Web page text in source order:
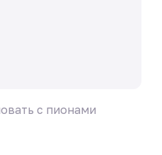
с пионами